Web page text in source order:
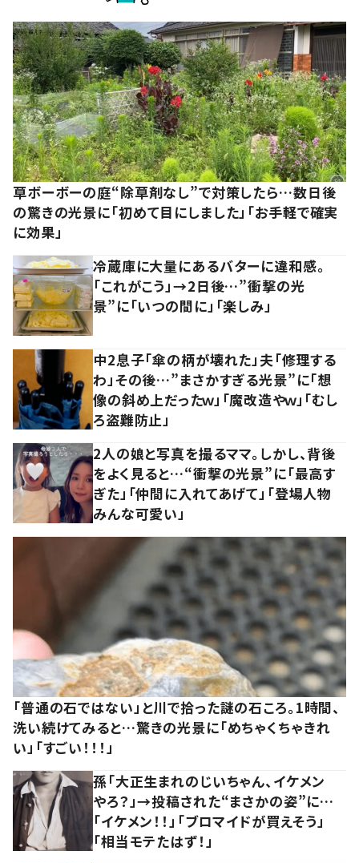
草ボーボーの庭“除草剤なし”で対策したら…数日後
の驚きの光景に「初めて目にしました」「お手軽で確実
に効果」
冷蔵庫に大量にあるバターに違和感。
「これがこう」→2日後…”衝撃の光
景”に「いつの間に」「楽しみ」
中2息子「傘の柄が壊れた」夫「修理する
わ」その後…”まさかすぎる光景”に「想
像の斜め上だったｗ」「魔改造やｗ」「むし
ろ盗難防止」
2人の娘と写真を撮るママ。しかし、背後
をよく見ると…“衝撃の光景”に「最高す
ぎた」「仲間に入れてあげて」「登場人物
みんな可愛い」
「普通の石ではない」と川で拾った謎の石ころ。1時間、
洗い続けてみると…驚きの光景に「めちゃくちゃきれ
い」「すごい！！！」
孫「大正生まれのじいちゃん、イケメン
やろ？」→投稿された“まさかの姿”に…
「イケメン！！」「ブロマイドが買えそう」
「相当モテたはず！」